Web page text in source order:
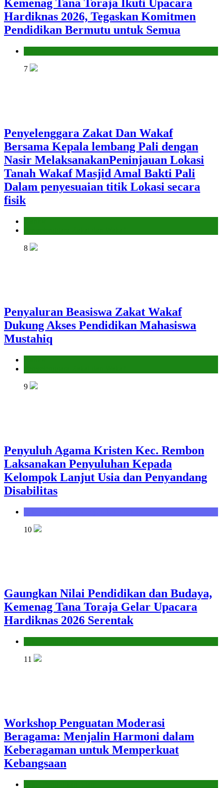
Kemenag Tana Toraja Ikuti Upacara
Hardiknas 2026, Tegaskan Komitmen
Pendidikan Bermutu untuk Semua
7
Penyelenggara Zakat Dan Wakaf
Bersama Kepala lembang Pali dengan
Nasir MelaksanakanPeninjauan Lokasi
Tanah Wakaf Masjid Amal Bakti Pali
Dalam penyesuaian titik Lokasi secara
fisik
8
Penyaluran Beasiswa Zakat Wakaf
Dukung Akses Pendidikan Mahasiswa
Mustahiq
9
Penyuluh Agama Kristen Kec. Rembon
Laksanakan Penyuluhan Kepada
Kelompok Lanjut Usia dan Penyandang
Disabilitas
10
Gaungkan Nilai Pendidikan dan Budaya,
Kemenag Tana Toraja Gelar Upacara
Hardiknas 2026 Serentak
11
Workshop Penguatan Moderasi
Beragama: Menjalin Harmoni dalam
Keberagaman untuk Memperkuat
Kebangsaan